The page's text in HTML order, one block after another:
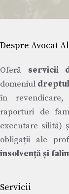
Despre Avocat
Oferă servicii
domeniul
în
raporturi de
executare silită)
obligații ale
insolvență și
Servicii